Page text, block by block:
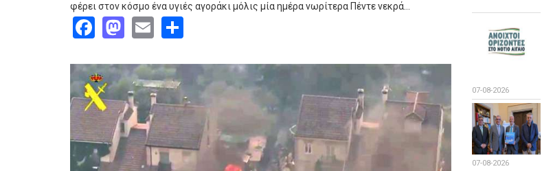
φέρει στον κόσμο ένα υγιές αγοράκι μόλις μία ημέρα νωρίτερα Πέντε νεκρά…
Facebook
Mastodon
Email
07-08-2026
07-08-2026